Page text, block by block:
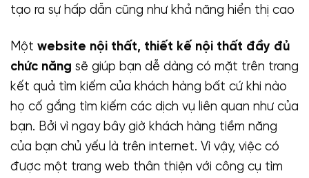
tạo ra sự hấp dẫn cũng như khả năng hiển thị cao
Một website nội thất, thiết kế nội thất đầy đủ
chức năng sẽ giúp bạn dễ dàng có mặt trên trang
kết quả tìm kiếm của khách hàng bất cứ khi nào
họ cố gắng tìm kiếm các dịch vụ liên quan như của
bạn. Bởi vì ngay bây giờ khách hàng tiềm năng
của bạn chủ yếu là trên internet. Vì vậy, việc có
được một trang web thân thiện với công cụ tìm